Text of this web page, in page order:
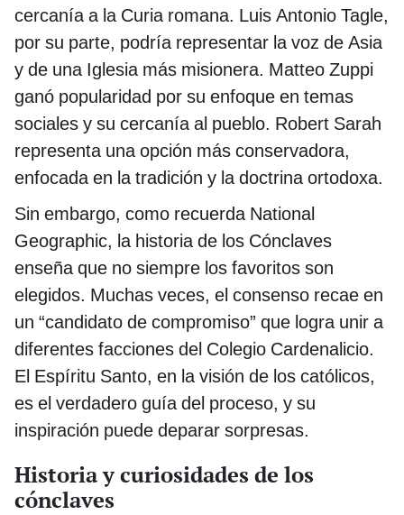
cercanía a la Curia romana. Luis Antonio Tagle,
por su parte, podría representar la voz de Asia
y de una Iglesia más misionera. Matteo Zuppi
ganó popularidad por su enfoque en temas
sociales y su cercanía al pueblo. Robert Sarah
representa una opción más conservadora,
enfocada en la tradición y la doctrina ortodoxa.
Sin embargo, como recuerda National
Geographic, la historia de los Cónclaves
enseña que no siempre los favoritos son
elegidos. Muchas veces, el consenso recae en
un “candidato de compromiso” que logra unir a
diferentes facciones del Colegio Cardenalicio.
El Espíritu Santo, en la visión de los católicos,
es el verdadero guía del proceso, y su
inspiración puede deparar sorpresas.
Historia y curiosidades de los
cónclaves